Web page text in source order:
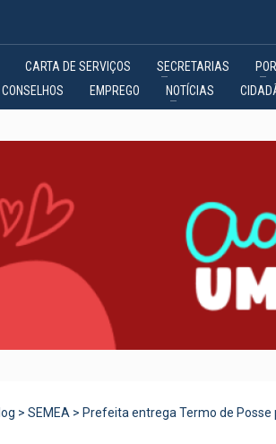
CARTA DE SERVIÇOS SECRETARIAS
CONSELHOS EMPREGO NOTÍCIAS
> SEMEA > Prefeita entrega Termo de Posse